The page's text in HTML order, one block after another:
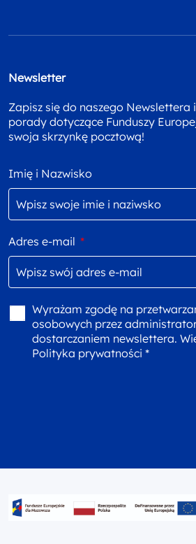
Newsletter
Zapisz się do naszego Newslettera
porady dotyczące Funduszy
swoja skrzynkę pocztową!
Imię i Nazwisko
Adres e-mail *
Wyrażam zgodę na
osobowych przez
dostarczaniem newslettera.
Polityka prywatności *